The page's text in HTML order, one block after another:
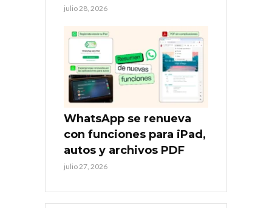
julio 28, 2026
WhatsApp se renueva
con funciones para iPad,
autos y archivos PDF
julio 27, 2026